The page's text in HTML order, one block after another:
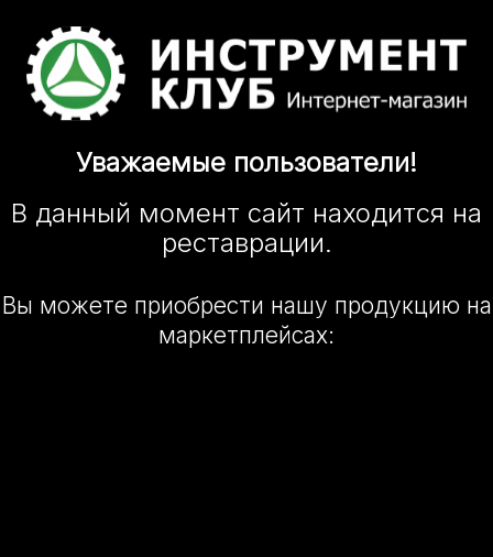
Уважаемые пользователи!
В данный момент сайт находится на
реставрации.
Вы можете приобрести нашу продукцию на
маркетплейсах: